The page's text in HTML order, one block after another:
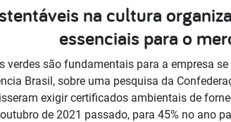
na cultura
essenciais para o
verdes são fundamentais para a empresa
Brasil, sobre uma pesquisa da
exigir certificados ambientais de
de 2021 passado, para 45% no ano